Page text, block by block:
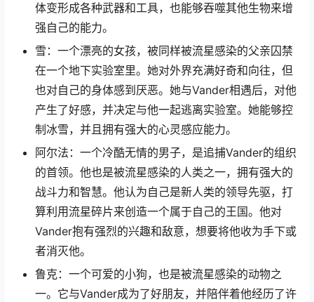
体变形成各种武器和工具，也能够吞噬其他生物来增
强自己的能力。
雪：一个漂亮的女孩，被同样被流星感染的父亲囚禁
在一个地下实验室里。她对外界充满好奇和向往，但
也对自己的身体感到厌恶。她与Vander相遇后，对他
产生了好感，并决定与他一起逃离实验室。她能够控
制冰雪，并且拥有强大的心灵感应能力。
阿尔法：一个冷酷无情的男子，是追捕Vander的组织
的首领。他也是被流星感染的人类之一，拥有强大的
战斗力和智慧。他认为自己是新人类的领导先驱，打
算利用流星碎片来创造一个属于自己的王国。他对
Vander抱有强烈的兴趣和敌意，想要将他收为手下或
者消灭他。
鲁克：一个可爱的小狗，也是被流星感染的动物之
一。它与Vander成为了好朋友，并陪伴着他经历了许